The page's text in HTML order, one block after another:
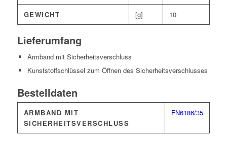
GEWICHT [g] 10
Lieferumfang
Armband mit Sicherheitsverschluss
Kunststoffschlüssel zum Öffnen des Sicherheitsverschlusses
Bestelldaten
ARMBAND MIT
SICHERHEITSVERSCHLUSS
FN6186/35